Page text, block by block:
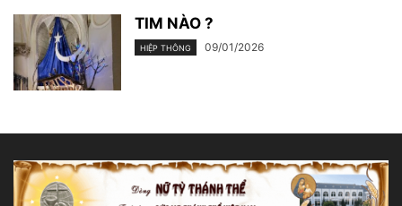
TIM NÀO ?
HIỆP THÔNG 09/01/2026